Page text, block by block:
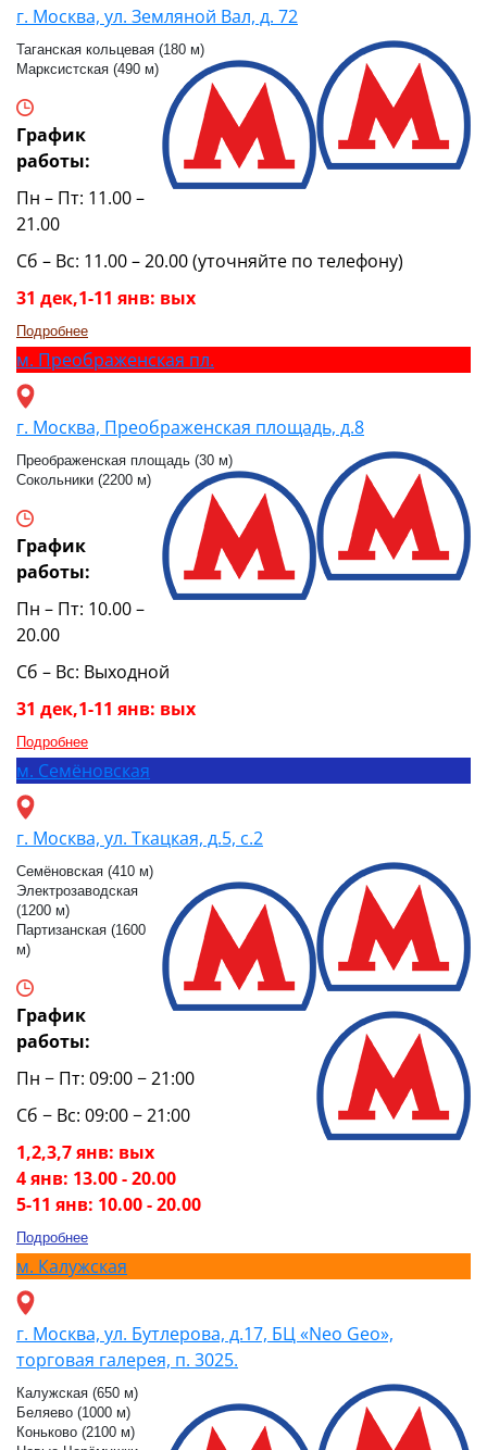
г. Москва, ул. Земляной Вал, д. 72
Таганская кольцевая (180 м)
Марксистская (490 м)
График
работы:
Пн – Пт: 11.00 –
21.00
Сб – Вс: 11.00 – 20.00 (уточняйте по телефону)
31 дек,1-11 янв: вых
Подробнее
м. Преображенская пл.
г. Москва, Преображенская площадь, д.8
Преображенская площадь (30 м)
Сокольники (2200 м)
График
работы:
Пн – Пт: 10.00 –
20.00
Сб – Вс: Выходной
31 дек,1-11 янв: вых
Подробнее
м. Семёновская
г. Москва, ул. Ткацкая, д.5, с.2
Семёновская (410 м)
Электрозаводская
(1200 м)
Партизанская (1600
м)
График
работы:
Пн − Пт: 09:00 − 21:00
Сб − Вс: 09:00 − 21:00
1,2,3,7 янв: вых
4 янв: 13.00 - 20.00
5-11 янв: 10.00 - 20.00
Подробнее
м. Калужская
г. Москва, ул. Бутлерова, д.17, БЦ «Neo Geo»,
торговая галерея, п. 3025.
Калужская (650 м)
Беляево (1000 м)
Коньково (2100 м)